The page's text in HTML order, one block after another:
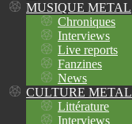
MUSIQUE METAL
Chroniques
Interviews
Live reports
Fanzines
News
CULTURE METAL
Littérature
Interviews